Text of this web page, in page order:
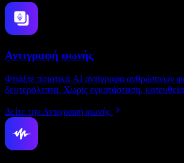
Αντιγραφή φωνής
Φτιάξτε ποιοτικά AI αντίγραφα ανθρώπινων
δευτερόλεπτα. Χωρίς εγκατάσταση,
Δείτε την Αντιγραφή φωνής